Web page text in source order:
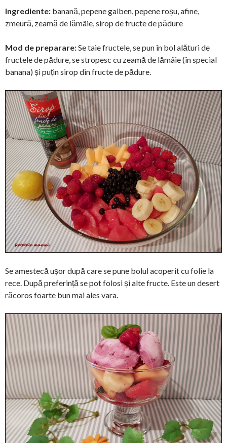
Ingrediente: banană, pepene galben, pepene roșu, afine,
zmeură, zeamă de lămâie, sirop de fructe de pădure
Mod de preparare:Se taie fructele, se pun în bol alături de
fructele de pădure, se stropesc cu zeamă de lămâie (în special
banana) și puțin sirop din fructe de pădure.
Se amestecă ușor după care se pune bolul acoperit cu folie la
rece. După preferință se pot folosi și alte fructe. Este un desert
răcoros foarte bun mai ales vara.